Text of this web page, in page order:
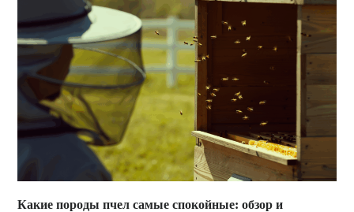
Какие породы пчел самые спокойные: обзор и